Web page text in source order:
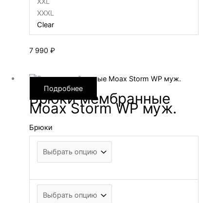
XXXL
Clear
7 990 ₽
Подробнее
Брюки мембранные
Moax Storm WP муж.
Брюки